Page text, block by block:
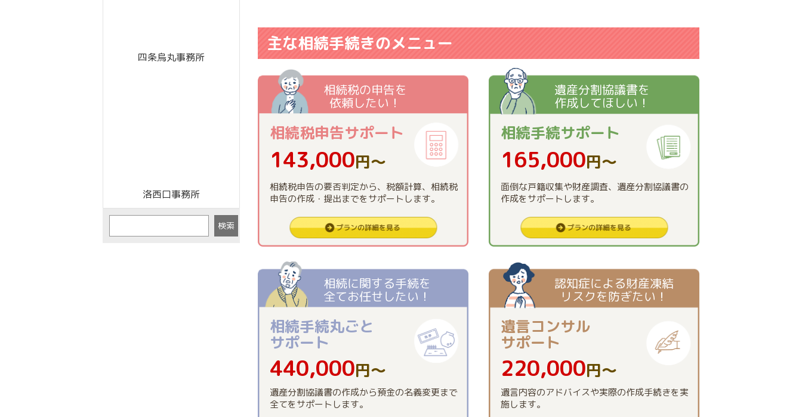
主な相続手続きのメニュー
相続税の申告を
依頼したい！
相続税申告サポート
143,000円〜
相続税申告の要否判定から、税額計算、相続税
申告の作成・提出までをサポートします。
遺産分割協議書を
作成してほしい！
相続手続サポート
165,000円〜
面倒な戸籍収集や財産調査、遺産分割協議書の
作成をサポートします。
相続に関する手続を
全てお任せしたい！
相続手続丸ごと
サポート
440,000円〜
遺産分割協議書の作成から預金の名義変更まで
全てをサポートします。
認知症による財産凍結
リスクを防ぎたい！
遺言コンサル
サポート
220,000円〜
遺言内容のアドバイスや実際の作成手続きを実
施します。
四条烏丸事務所
洛西口事務所
検索